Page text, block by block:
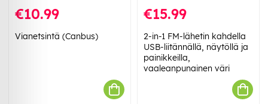
€10.99
Vianetsintä (Canbus)
€15.99
2-in-1 FM-lähetin kahdella
USB-liitännällä, näytöllä ja
painikkeilla,
vaaleanpunainen väri